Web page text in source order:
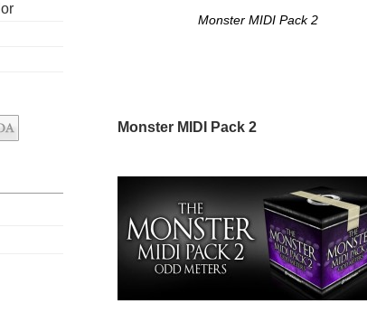
Monster MIDI Pack 2
Monster MIDI Pack 2